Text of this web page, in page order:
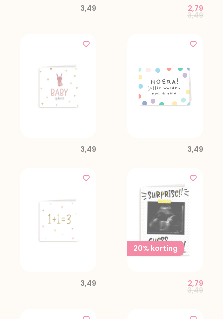
3,49
Price
3,49to
2,79
3,49 3,49
3,49
20% korting
Price
3,49to
2,79